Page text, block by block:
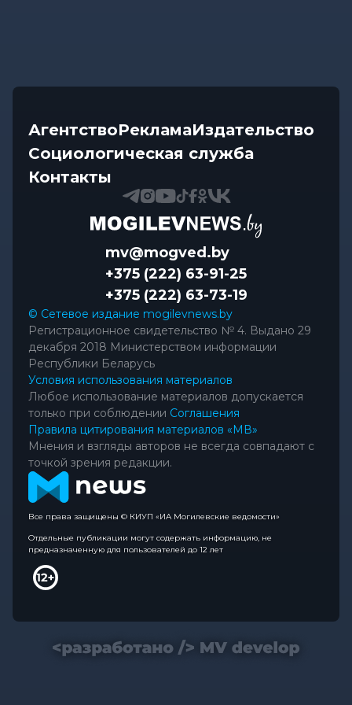
АгентствоРекламаИздательство
Социологическая служба
Контакты
mv@mogved.by
+375 (222) 63-91-25
+375 (222) 63-73-19
© Сетевое издание mogilevnews.by
Регистрационное свидетельство № 4. Выдано 29
декабря 2018 Министерством информации
Республики Беларусь
Условия использования материалов
Любое использование материалов допускается
только при соблюдении Соглашения
Правила цитирования материалов «МВ»
Мнения и взгляды авторов не всегда совпадают с
точкой зрения редакции.
Все права защищены © КИУП «ИА Могилевские ведомости»
Отдельные публикации могут содержать информацию, не
предназначенную для пользователей до 12 лет